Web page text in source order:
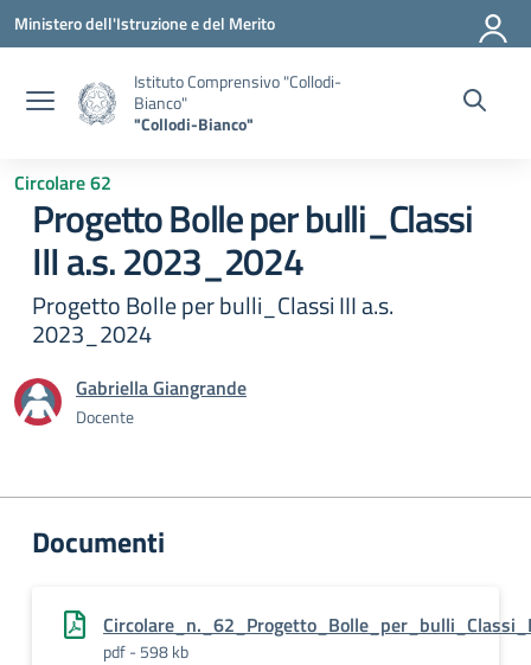
Vai ai contenuti
Vai al menu di navigazione
Vai al footer
Ministero dell'Istruzione e del Merito
Istituto Comprensivo "Collodi-
Bianco"
"Collodi-Bianco"
Circolare 62
Progetto Bolle per bulli_Classi
III a.s. 2023_2024
Progetto Bolle per bulli_Classi III a.s.
2023_2024
Gabriella Giangrande
Docente
Documenti
pdf - 598 kb